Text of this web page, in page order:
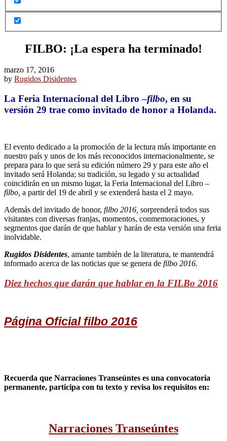
FILBO: ¡La espera ha terminado!
marzo 17, 2016
by Rugidos Disidentes
La Feria Internacional del Libro –filbo, en su
versión 29 trae como invitado de honor a Holanda.
El evento dedicado a la promoción de la lectura más importante en
nuestro país y unos de los más reconocidos internacionalmente, se
prepara para lo que será su edición número 29 y para este año el
invitado será Holanda; su tradición, su legado y su actualidad
coincidirán en un mismo lugar, la Feria Internacional del Libro –
filbo, a partir del 19 de abril y se extenderá hasta el 2 mayo.
Además del invitado de honor, filbo 2016, sorprenderá todos sus
visitantes con diversas franjas, momentos, conmemoraciones, y
segmentos que darán de que hablar y harán de esta versión una feria
inolvidable.
Rugidos Disidentes, amante también de la literatura, te mantendrá
informado acerca de las noticias que se genera de filbo 2016.
Diez hechos que darán que hablar en la FILBo 2016
Página Oficial filbo 2016
Recuerda que Narraciones Transeúntes es una convocatoria
permanente, participa con tu texto y revisa los requisitos en:
Narraciones Transeúntes